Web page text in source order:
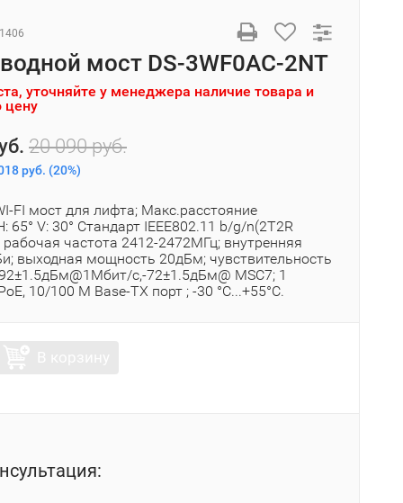
мост DS-3WF0AC-2NT
уточняйте у менеджера наличие товара и
цену
20 090 руб.
руб. (20%)
FI мост для лифта; Макс.расстояние
65° V: 30° Стандарт IEEE802.11 b/g/n(2T2R
частота 2412-2472МГц; внутренняя
выходная мощность 20дБм; чувствительность
с,-72±1.5дБм@ MSC7; 1
10/100 M Base-TX порт ; -30 °C...+55°C.